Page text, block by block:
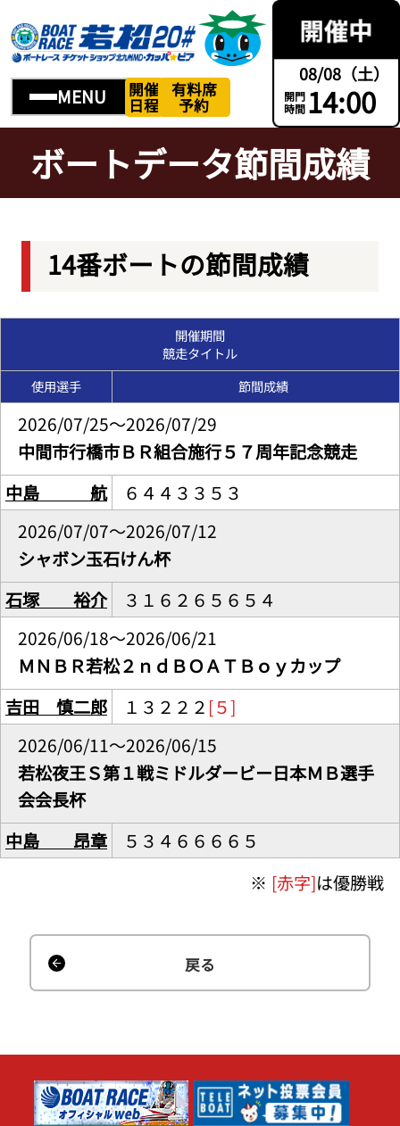
MENU 開催
日程
有料席
予約
08/08（土）
開門
時間 14:00
ボートデータ節間成績
14番ボートの節間成績
開催期間
競走タイトル
使用選手
節間成績
2026/07/25～2026/07/29
中間市行橋市ＢＲ組合施行５７周年記念競走
中島 航
６４４３３５３
2026/07/07～2026/07/12
シャボン玉石けん杯
石塚 裕介
３１６２６５６５４
2026/06/18～2026/06/21
ＭＮＢＲ若松２ｎｄＢＯＡＴＢｏｙカップ
吉田 慎二郎
１３２２２ [５]
2026/06/11～2026/06/15
若松夜王Ｓ第１戦ミドルダービー日本ＭＢ選手
会会長杯
中島 昂章
５３４６６６６５
※ [赤字]は優勝戦
戻る